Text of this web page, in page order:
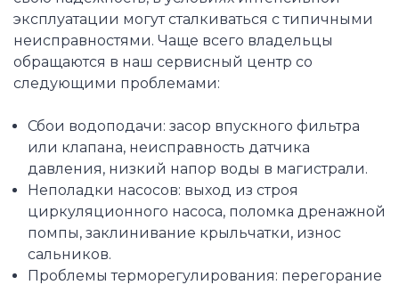
эксплуатации могут сталкиваться с типичными
неисправностями. Чаще всего владельцы
обращаются в наш сервисный центр со
следующими проблемами:
Сбои водоподачи: засор впускного фильтра
или клапана, неисправность датчика
давления, низкий напор воды в магистрали.
Неполадки насосов: выход из строя
циркуляционного насоса, поломка дренажной
помпы, заклинивание крыльчатки, износ
сальников.
Проблемы терморегулирования: перегорание